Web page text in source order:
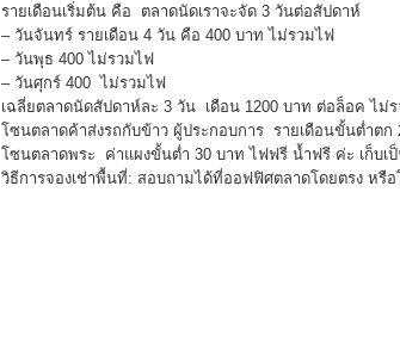
รายเดือนเริ่มต้น คือ ตลาดนัดเราจะจัด 3 วันต่อสัปดาห์
– วันจันทร์ รายเดือน 4 วัน คือ 400 บาท ไม่รวมไฟ
– วันพุธ 400 ไม่รวมไฟ
– วันศุกร์ 400 ไม่รวมไฟ
เฉลี่ยตลาดนัดสัปดาห์ละ 3 วัน เดือน 1200 บาท ต่อล็อค ไม่
โซนตลาดค้าส่งรถกับข้าว ผู้ประกอบการ รายเดือนขั้นต่ำตก
โซนตลาดพระ ค่าแผงขั้นต่ำ 30 บาท ไฟฟรี น้ำฟรี ค่ะ เก็บเ
วิธีการจองเช่าพื้นที่: สอบถามได้ที่ออฟฟิศตลาดโดยตรง หรือ